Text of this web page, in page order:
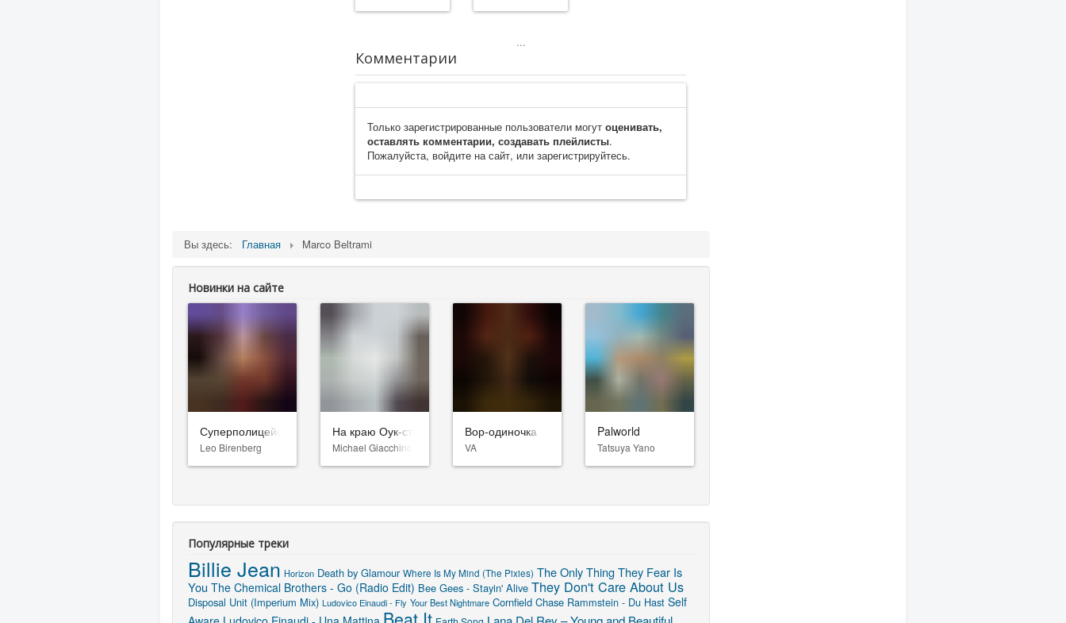
...
Комментарии
Только зарегистрированные пользователи могутоценивать,
оставлять комментарии, создавать плейлисты.
Пожалуйста, войдите на сайт, или зарегистрируйтесь.
Вы здесь: Главная Marco Beltrami
Новинки на сайте
Суперполицейские 3
Leo Birenberg
На краю Оук-стрит
Michael Giacchino
Вор-одиночка
VA
Palworld
Tatsuya Yano
Популярные треки
Billie Jean Horizon Death by Glamour Where Is My Mind (The Pixies) The Only Thing They Fear Is
You The Chemical Brothers - Go (Radio Edit) Bee Gees - Stayin' Alive They Don't Care About Us
Disposal Unit (Imperium Mix) Ludovico Einaudi - Fly Your Best Nightmare Cornfield Chase Rammstein - Du Hast Self
Beat It